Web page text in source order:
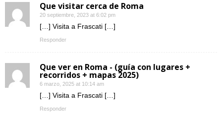
Que visitar cerca de Roma
20 septiembre, 2023 at 6:02 pm
[…] Visita a Frascati […]
Responder
Que ver en Roma - (guía con lugares +
recorridos + mapas 2025)
6 marzo, 2025 at 10:14 am
[…] Visita a Frascati […]
Responder